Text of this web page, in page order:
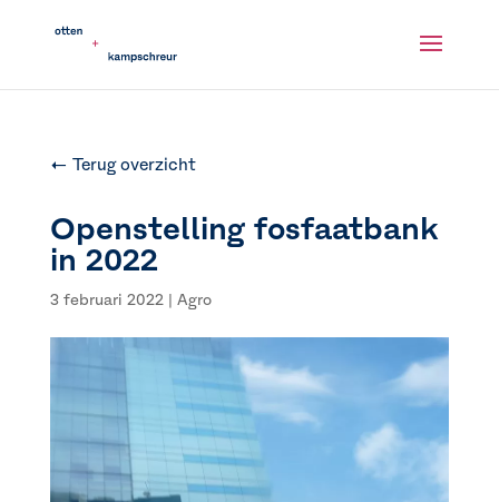
← Terug overzicht
Openstelling fosfaatbank
in 2022
3 februari 2022| Agro